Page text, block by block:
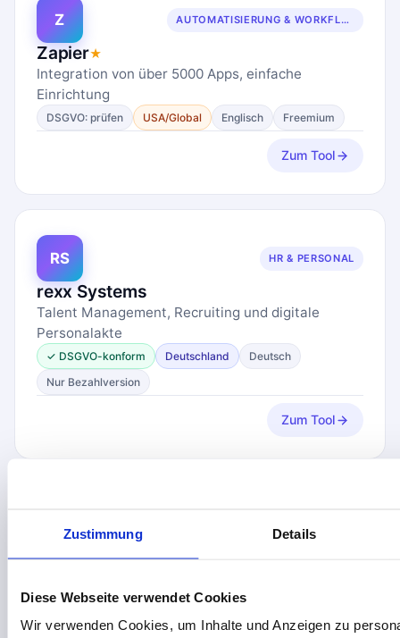
Zustimmung Details
Diese Webseite verwendet Cookies
Wir verwenden Cookies, um Inhalte und Anzeigen zu
Z AUTOMATISIERUNG & WORKFLOWS
Zapier★
Integration von über 5000 Apps, einfache
Einrichtung
DSGVO: prüfen USA/Global Englisch Freemium
Zum Tool
RS HR & PERSONAL
rexx Systems
Talent Management, Recruiting und digitale
Personalakte
✓ DSGVO-konform Deutschland
Deutsch
Nur Bezahlversion
Zum Tool
OttoKit
KI-Agenten
DSGVO: prüfen Global Englisch Nur Bezahlversion